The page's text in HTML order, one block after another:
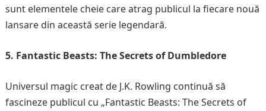
sunt elementele cheie care atrag publicul la fiecare nouă
lansare din această serie legendară.
5. Fantastic Beasts: The Secrets of Dumbledore
Universul magic creat de J.K. Rowling continuă să
fascineze publicul cu „Fantastic Beasts: The Secrets of